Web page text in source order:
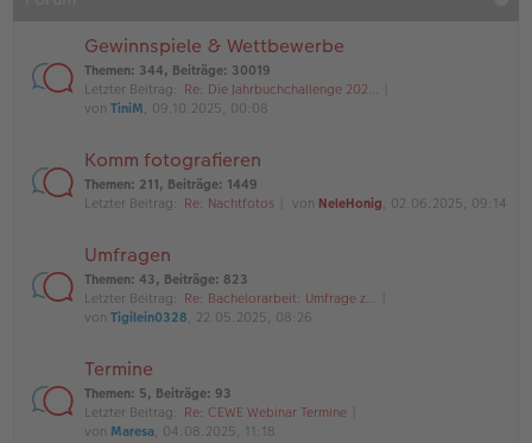
Gewinnspiele & Wettbewerbe
Themen: 344, Beiträge: 30019
Letzter Beitrag: Re: Die Jahrbuchchallenge 202…
von TiniM, 09.10.2025, 00:08
Komm fotografieren
Themen: 211, Beiträge: 1449
Letzter Beitrag: Re: Nachtfotos von NeleHonig, 02.06.2025, 09:14
Umfragen
Themen: 43, Beiträge: 823
Letzter Beitrag: Re: Bachelorarbeit: Umfrage z…
von Tigilein0328, 22.05.2025, 08:26
Termine
Themen: 5, Beiträge: 93
Letzter Beitrag: Re: CEWE Webinar Termine
von Maresa, 04.08.2025, 11:18